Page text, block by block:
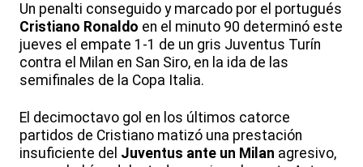
Un penalti conseguido y marcado por el portugués
Cristiano Ronaldo en el minuto 90 determinó este
jueves el empate 1-1 de un gris Juventus Turín
contra el Milan en San Siro, en la ida de las
semifinales de la Copa Italia.
El decimoctavo gol en los últimos catorce
partidos de Cristiano matizó una prestación
insuficiente del Juventus ante un Milan agresivo,